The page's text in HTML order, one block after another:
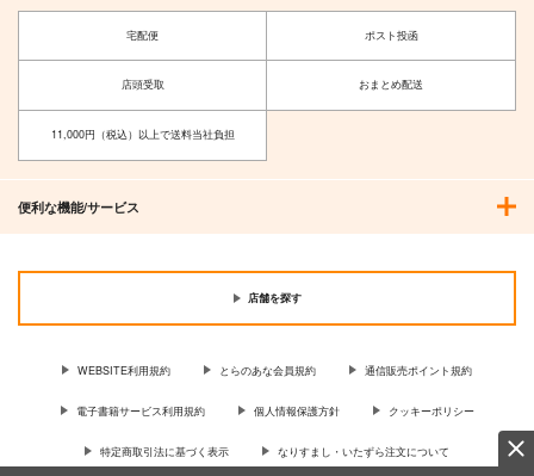
宅配便 ポスト投函
店頭受取 おまとめ配送
11,000円（税込）以上で送料当社負担
便利な機能/サービス
店舗を探す
WEBSITE利用規約 とらのあな会員規約 通信販売ポイント規約
電子書籍サービス利用規約 個人情報保護方針 クッキーポリシー
特定商取引法に基づく表示 なりすまし・いたずら注文について